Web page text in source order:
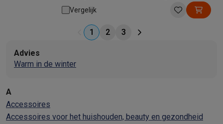
oververhitting: Ja | Aantal vermogenstanden: 4
Vergelijk
1 2 3
Advies
Warm in de winter
A
Accessoires
Accessoires voor het huishouden, beauty en gezondheid